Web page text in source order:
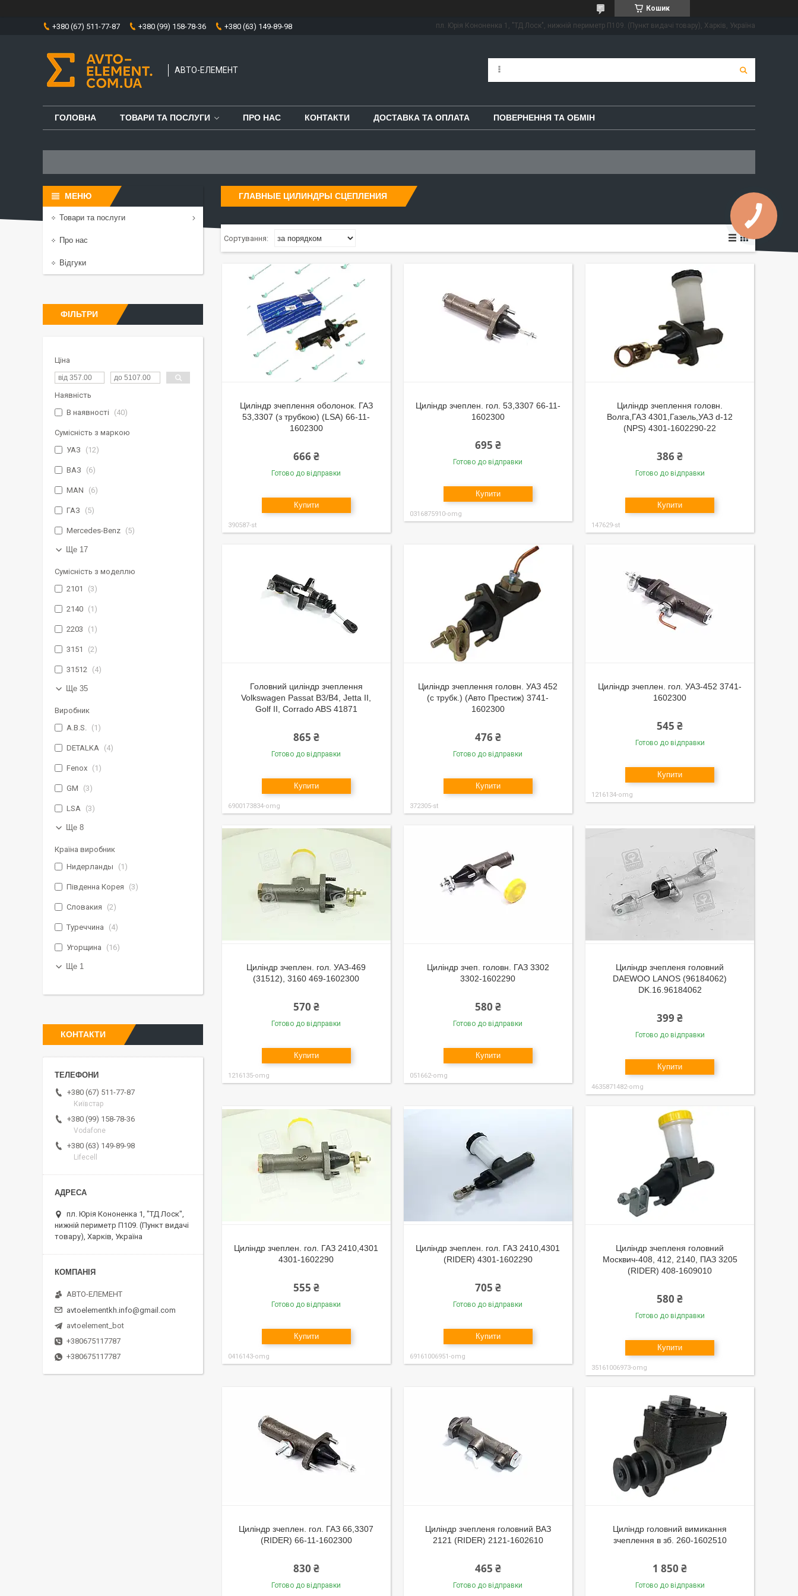
Кошик
+380 (67) 511-77-87 +380 (99) 158-78-36 +380 (63) 149-89-98 пл. Юрія Кононенка 1, "ТД Лоск", нижній периметр П109. (Пункт видачі товару), Харків, Україна
АВТО-ЕЛЕМЕНТ
ГОЛОВНА ТОВАРИ ТА ПОСЛУГИ ПРО НАС КОНТАКТИ ДОСТАВКА ТА ОПЛАТА ПОВЕРНЕННЯ ТА ОБМІН
ГЛАВНЫЕ ЦИЛИНДРЫ СЦЕПЛЕНИЯ
Циліндр зчеплення оболонок. ГАЗ
53,3307 (з трубкою) (LSA) 66-11-
1602300
666 ₴
Готово до відправки
Купити
390587-st
Циліндр зчеплен. гол. 53,3307 66-11-
1602300
695 ₴
Готово до відправки
Купити
0316875910-omg
Цилiндр зчеплення головн.
Волга,ГАЗ 4301,Газель,УАЗ d-12
(NPS) 4301-1602290-22
386 ₴
Готово до відправки
Купити
147629-st
Головний циліндр зчеплення
Volkswagen Passat B3/B4, Jetta II,
Golf II, Corrado ABS 41871
865 ₴
Готово до відправки
Купити
6900173834-omg
Цилiндр зчеплення головн. УАЗ 452
(с трубк.) (Авто Престиж) 3741-
1602300
476 ₴
Готово до відправки
Купити
372305-st
Циліндр зчеплен. гол. УАЗ-452 3741-
1602300
545 ₴
Готово до відправки
Купити
1216134-omg
Циліндр зчеплен. гол. УАЗ-469
(31512), 3160 469-1602300
570 ₴
Готово до відправки
Купити
1216135-omg
Циліндр зчеп. головн. ГАЗ 3302
3302-1602290
580 ₴
Готово до відправки
Купити
051662-omg
Циліндр зчепленя головний
DAEWOO LANOS (96184062)
DK.16.96184062
399 ₴
Готово до відправки
Купити
4635871482-omg
Циліндр зчеплен. гол. ГАЗ 2410,4301
4301-1602290
555 ₴
Готово до відправки
Купити
0416143-omg
Циліндр зчеплен. гол. ГАЗ 2410,4301
(RIDER) 4301-1602290
705 ₴
Готово до відправки
Купити
69161006951-omg
Циліндр зчепленя головний
Москвич-408, 412, 2140, ПАЗ 3205
(RIDER) 408-1609010
580 ₴
Готово до відправки
Купити
35161006973-omg
Циліндр зчеплен. гол. ГАЗ 66,3307
(RIDER) 66-11-1602300
830 ₴
Готово до відправки
Циліндр зчепленя головний ВАЗ
2121 (RIDER) 2121-1602610
465 ₴
Готово до відправки
Циліндр головний вимикання
зчеплення в зб. 260-1602510
1 850 ₴
Готово до відправки
Товари та послуги
Про нас
Відгуки
ФІЛЬТРИ
Ціна
Наявність
В наявності
40
Сумісність з маркою
УАЗ
12
ВАЗ 6
MAN 6
ГАЗ 5
Mercedes-Benz 5
Ще 17
Сумісність з моделлю
2101
3
2140 1
2203 1
3151 2
31512 4
Ще 35
Виробник
A.B.S.
1
DETALKA 4
Fenox 1
GM 3
LSA 3
Ще 8
Країна виробник
Нидерланды
1
Південна Корея 3
Словакия 2
Туреччина 4
Угорщина 16
Ще 1
КОНТАКТИ
+380 (67) 511-77-87
Київстар
+380 (99) 158-78-36
Vodafone
+380 (63) 149-89-98
Lifecell
пл. Юрія Кононенка 1, "ТД Лоск",
нижній периметр П109. (Пункт видачі
товару), Харків, Україна
АВТО-ЕЛЕМЕНТ
avtoelementkh.info@gmail.com
avtoelement_bot
+380675117787
+380675117787